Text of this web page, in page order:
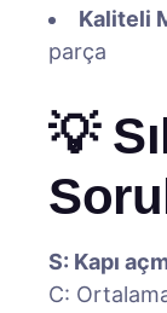
Kaliteli
parça
💡
S: Kapı
C: